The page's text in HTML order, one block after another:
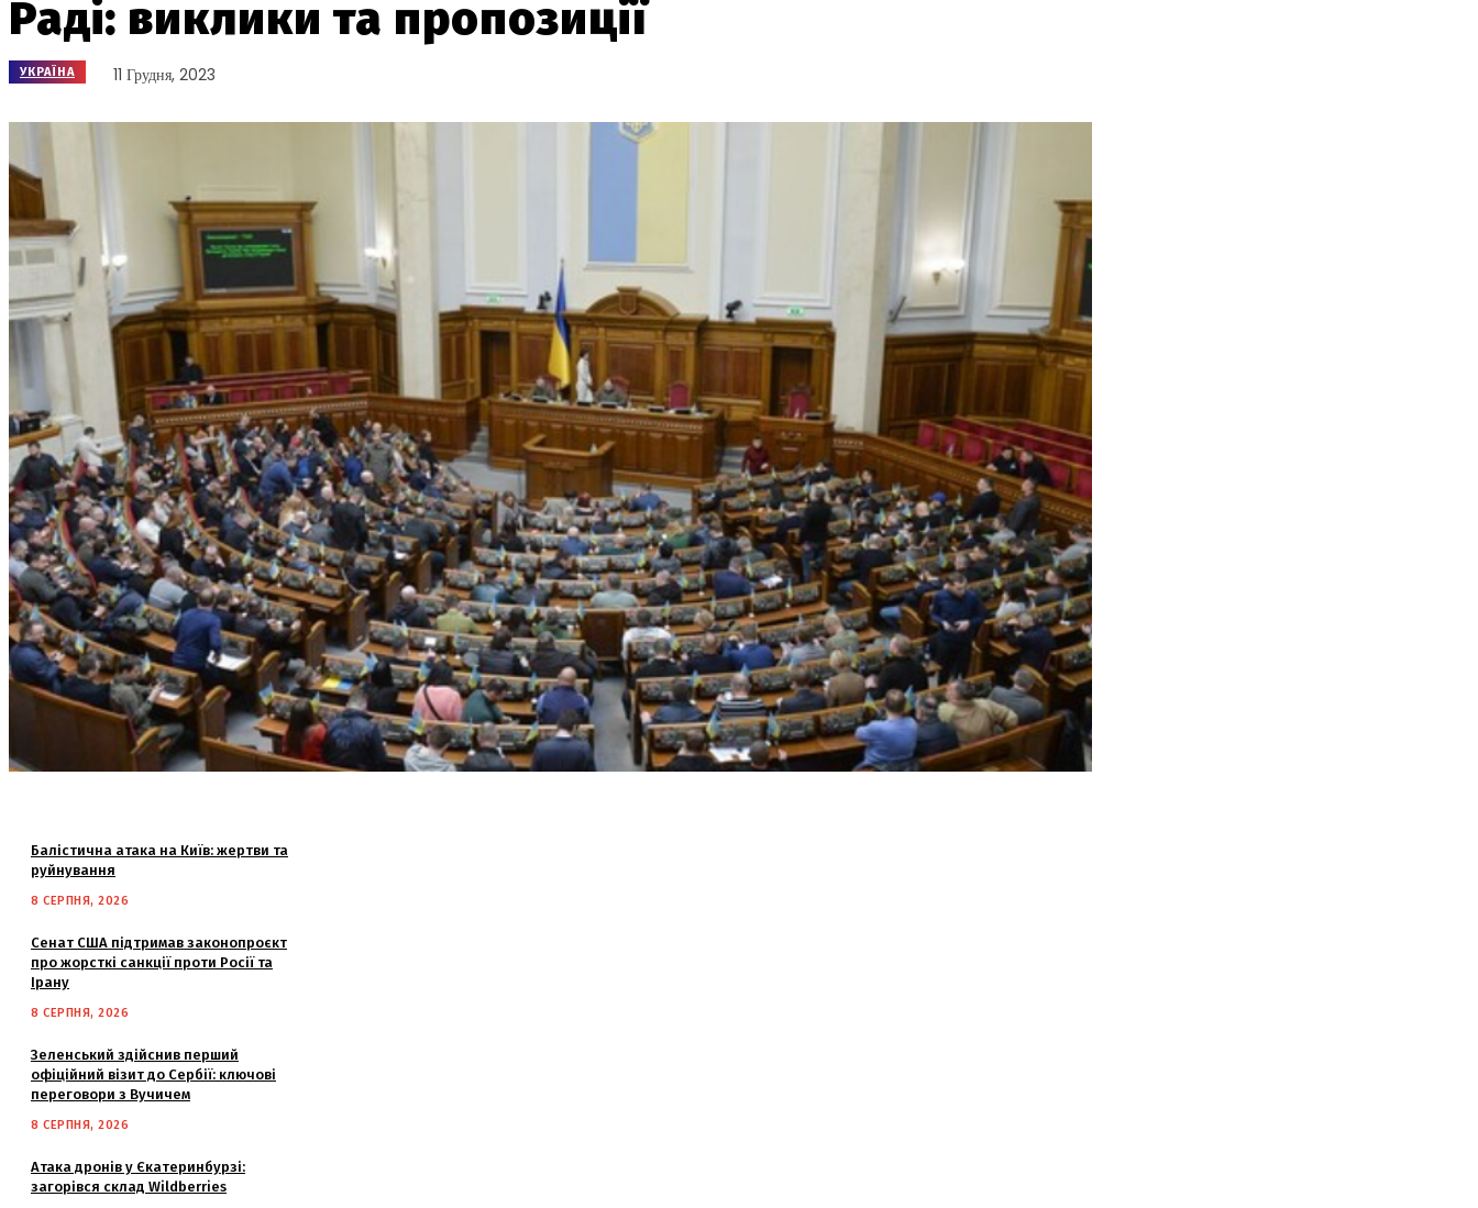
Раді: виклики та пропозиції
УКРАЇНА 11 Грудня, 2023
Балістична атака на Київ: жертви та
руйнування
8 СЕРПНЯ, 2026
Сенат США підтримав законопроєкт
про жорсткі санкції проти Росії та
Ірану
8 СЕРПНЯ, 2026
Зеленський здійснив перший
офіційний візит до Сербії: ключові
переговори з Вучичем
8 СЕРПНЯ, 2026
Атака дронів у Єкатеринбурзі:
загорівся склад Wildberries